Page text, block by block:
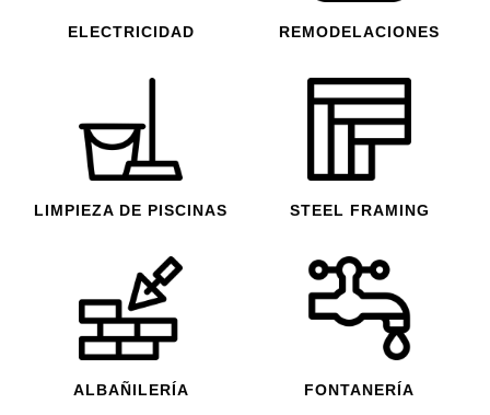
ELECTRICIDAD
LIMPIEZA DE PISCINAS
REMODELACIONES
STEEL FRAMING
ALBAÑILERÍA FONTANERÍA